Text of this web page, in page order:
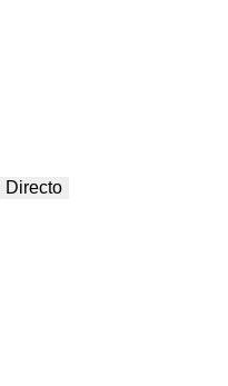
Directo